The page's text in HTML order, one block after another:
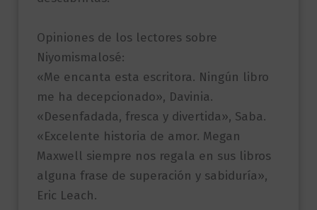
Opiniones de los lectores sobre
Niyomismalosé:
«Me encanta esta escritora. Ningún libro
me ha decepcionado», Davinia.
«Desenfadada, fresca y divertida», Saba.
«Excelente historia de amor. Megan
Maxwell siempre nos regala en sus libros
alguna frase de superación y sabiduría»,
Eric Leach.